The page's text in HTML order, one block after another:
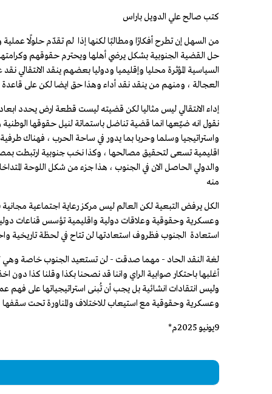
كتب صالح علي الدويل باراس
من السهل إن تطرح أفكارًا ومطالبًا لكنها إذا لم تقدّم حلولًا
حل القضية الجنوبية بشكل يرضي أهلها ويحترم حقوقهم
السياسية المؤثرة محليا وإقليميا ودوليا بعضهم ينقد
العجالة ، ومنهم من ينقد نقد أداء وهذا حق ايضا لكن على قاعدة
إداء الانتقالي ليس مثاليا لكن قضيته ليست قطعة ارض يحدد
نقول انه ضيّعها انما قضية تناضل باستماتة لنيل حقوقها
واستراتيجيا وسلما وحربا بما يدور في ساحة الحرب ، فهناك
اقليمية تسعى لتحقيق مصالحها ، وكذا نخب جنوبية ارتبطت
والدولي الحاصل الان في الجنوب ، هذا جزء من شكل اللوحة
منه
الكل يرفض التبعية لكن العالم ليس مركز رعاية اجتماعية
وعسكرية وحقوقية وعلاقات دولية واقليمية تؤسس قناعات
استعادة الجنوب فظروف استعادتها لن تتاح في لحظة تاريخية
لغة النقد الحاد - مهما صدقت - لن تستعيد الجنوب خاصة وهي
أغلبها باحتكار صوابية الراي واننا قد نصحنا بكذا وقلنا كذا
وليس انتقادات انشائية بل يجب أن تُبنى استراتيجياتها على فهم
وعسكرية وحقوقية مع استيعاب للاختلاف والمناورة تحت سقفها
9يونيو 2025م*